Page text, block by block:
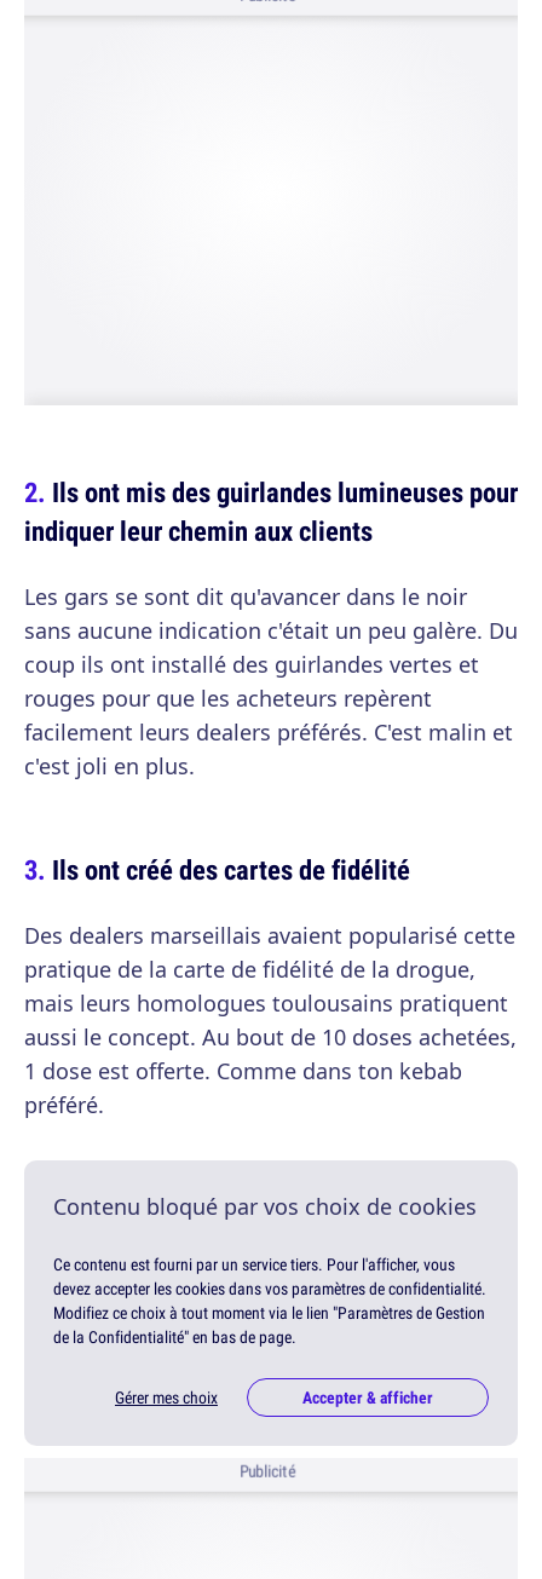
Ils ont mis des guirlandes lumineuses pour
indiquer leur chemin aux clients
Les gars se sont dit qu'avancer dans le noir
sans aucune indication c'était un peu galère. Du
coup ils ont installé des guirlandes vertes et
rouges pour que les acheteurs repèrent
facilement leurs dealers préférés. C'est malin et
c'est joli en plus.
Ils ont créé des cartes de fidélité
Des dealers marseillais avaient popularisé cette
pratique de la carte de fidélité de la drogue,
mais leurs homologues toulousains pratiquent
aussi le concept. Au bout de 10 doses achetées,
1 dose est offerte. Comme dans ton kebab
préféré.
Contenu bloqué par vos choix de cookies
Ce contenu est fourni par un service tiers. Pour l'afficher, vous
devez accepter les cookies dans vos paramètres de confidentialité.
Modifiez ce choix à tout moment via le lien "Paramètres de Gestion
de la Confidentialité" en bas de page.
Gérer mes choix Accepter & afficher
Publicité